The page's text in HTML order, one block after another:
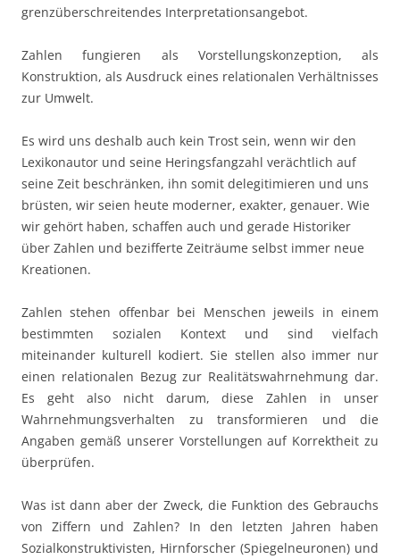
grenzüberschreitendes Interpretationsangebot.
Zahlen fungieren als Vorstellungskonzeption, als
Konstruktion, als Ausdruck eines relationalen Verhältnisses
zur Umwelt.
Es wird uns deshalb auch kein Trost sein, wenn wir den
Lexikonautor und seine Heringsfangzahl verächtlich auf
seine Zeit beschränken, ihn somit delegitimieren und uns
brüsten, wir seien heute moderner, exakter, genauer. Wie
wir gehört haben, schaffen auch und gerade Historiker
über Zahlen und bezifferte Zeiträume selbst immer neue
Kreationen.
Zahlen stehen offenbar bei Menschen jeweils in einem
bestimmten sozialen Kontext und sind vielfach
miteinander kulturell kodiert. Sie stellen also immer nur
einen relationalen Bezug zur Realitätswahrnehmung dar.
Es geht also nicht darum, diese Zahlen in unser
Wahrnehmungsverhalten zu transformieren und die
Angaben gemäß unserer Vorstellungen auf Korrektheit zu
überprüfen.
Was ist dann aber der Zweck, die Funktion des Gebrauchs
von Ziffern und Zahlen? In den letzten Jahren haben
Sozialkonstruktivisten, Hirnforscher (Spiegelneuronen) und